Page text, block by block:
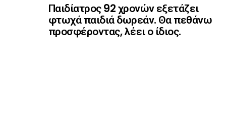
Παιδίατρος 92 χρονών εξετάζει
φτωχά παιδιά δωρεάν. Θα πεθάνω
προσφέροντας, λέει ο ίδιος.